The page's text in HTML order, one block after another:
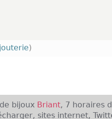
)
bijoux Briant, 7 horaires
sites internet,